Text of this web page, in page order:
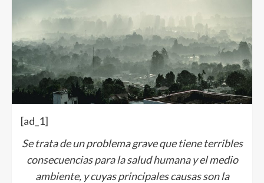
[ad_1]
Se trata de un problema grave que tiene terribles
consecuencias para la salud humana y el medio
ambiente, y cuyas principales causas son la